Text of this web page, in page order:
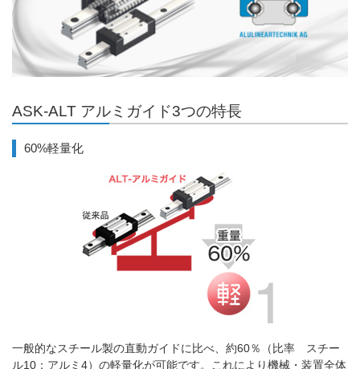
ASK-ALT アルミガイド3つの特長
60%軽量化
一般的なスチール製の直動ガイドに比べ、約60％（比率 スチー
ル10：アルミ4）の軽量化が可能です。これにより機械・装置全体